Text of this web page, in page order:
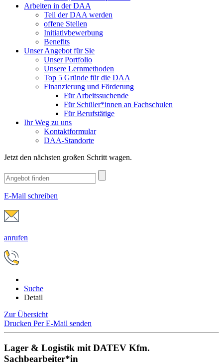
Arbeiten in der DAA
Teil der DAA werden
offene Stellen
Initiativbewerbung
Benefits
Unser Angebot für Sie
Unser Portfolio
Unsere Lernmethoden
Top 5 Gründe für die DAA
Finanzierung und Förderung
Für Arbeitssuchende
Für Schüler*innen an Fachschulen
Für Berufstätige
Ihr Weg zu uns
Kontaktformular
DAA-Standorte
Jetzt den nächsten großen Schritt wagen.
E-Mail schreiben
anrufen
Suche
Detail
Zur Übersicht
Drucken Per E-Mail senden
Lager & Logistik mit DATEV Kfm.
Sachbearbeiter*in